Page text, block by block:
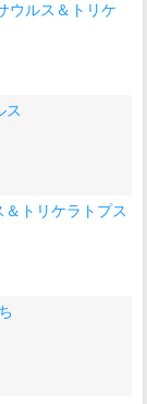
ウルス＆トリケ
ス
トリケラトプス